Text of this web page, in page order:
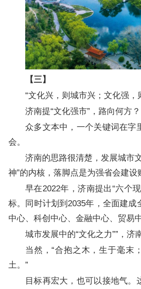
【三】
“文化兴，则城市兴；文化强，
济南提“文化强市”，路向何方？
众多文本中，一个关键词在字
会。
济南的思路很清楚，发展城市
神”的内核，落脚点是为强省会建设
早在2022年，济南提出“六个
标。同时计划到2035年，全面建成
中心、科创中心、金融中心、贸易
城市发展中的“文化之力””，济
当然，“合抱之木，生于毫末
土。”
目标再宏大，也可以接地气。